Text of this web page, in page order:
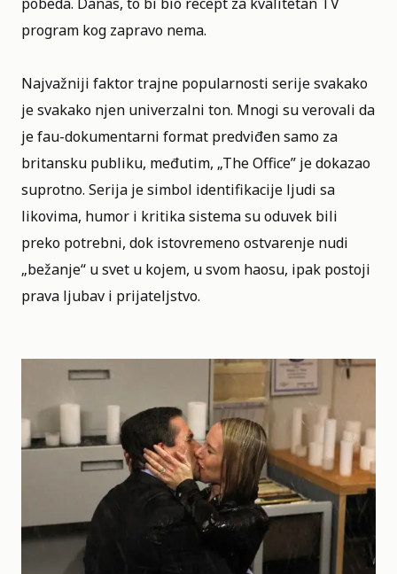
program kog zapravo nema.
Najvažniji faktor trajne popularnosti serije svakako
je svakako njen univerzalni ton. Mnogi su verovali da
je fau-dokumentarni format predviđen samo za
britansku publiku, međutim, „The Office” je dokazao
suprotno. Serija je simbol identifikacije ljudi sa
likovima, humor i kritika sistema su oduvek bili
preko potrebni, dok istovremeno ostvarenje nudi
„bežanje“ u svet u kojem, u svom haosu, ipak postoji
prava ljubav i prijateljstvo.